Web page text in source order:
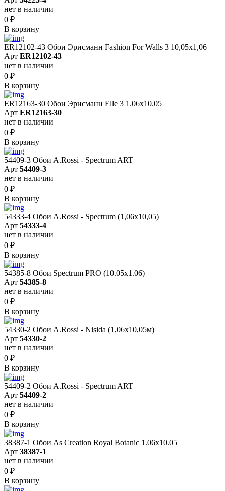
нет в наличии
0 ₽
В корзину
ER12102-43 Обои Эрисманн Fashion For Walls 3 10,05x1,06
Арт ER12102-43
нет в наличии
0 ₽
В корзину
ER12163-30 Обои Эрисманн Elle 3 1.06x10.05
Арт ER12163-30
нет в наличии
0 ₽
В корзину
54409-3 Обои A.Rossi - Spectrum ART
Арт 54409-3
нет в наличии
0 ₽
В корзину
54333-4 Обои A.Rossi - Spectrum (1,06x10,05)
Арт 54333-4
нет в наличии
0 ₽
В корзину
54385-8 Обои Spectrum PRO (10.05х1.06)
Арт 54385-8
нет в наличии
0 ₽
В корзину
54330-2 Обои A.Rossi - Nisida (1,06x10,05м)
Арт 54330-2
нет в наличии
0 ₽
В корзину
54409-2 Обои A.Rossi - Spectrum ART
Арт 54409-2
нет в наличии
0 ₽
В корзину
38387-1 Обои As Creation Royal Botanic 1.06x10.05
Арт 38387-1
нет в наличии
0 ₽
В корзину